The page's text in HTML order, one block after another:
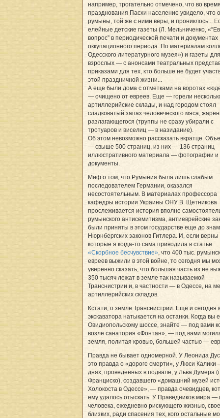
например, трогательно отмечено, что во
празднования Пасхи население увидело, что
румыны, той же с ними веры, и прониклось...
елейные детские газеты (Л. Мельниченко,
вопрос” в периодической печати и документах
оккупационного периода. По материалам
Одесского литературного музея») и газеты для
взрослых — с анонсами театральных
приказами для тех, кто больше не будет
этой праздничной жизни...
А еще были дома с отметками на воротах
— очищено от евреев. Еще — горели
артиллерийские склады, и над городом стоял
сладковатый запах человеческого мяса,
разлагающегося (труппы не сразу убирали с
тротуаров и виселиц — в назидание).
Об этом невозможно рассказать вкратце.
— свыше 500 страниц, из них — 136 страниц
иллюстративного материала — фотографии и
документы.
Миф о том, что Румыния была лишь слабым
последователем Германии, оказался
несостоятельным. В материалах профессора
кафедры истории Украины ОНУ В. Щетникова
прослеживается история вполне
румынского антисемитизма, антиеврейские
были приняты в этом государстве еще до
Нюрнбергских законов Гитлера. И, если
которые я когда-то сама приводила в статье
«Скорбное бесчувствие» , что 400 тыс.
евреев выжили в этой войне, то сегодня мы
уверенно сказать, что большая часть из не
350 тысяч лежат в земле так называемой
Транснистрии и, в частности — в Одессе, на
артиллерийских складов.
Кстати, о земле Транснистрии. Еще и сегодня
экскаватора натыкается на останки. Когда вы
Овидиопольскому шоссе, знайте — под вами
возле санатория «Фонтан», — под вами
земля, политая кровью, большей частью —
Правда не бывает одномерной. У Леонида
это правда о «дороге смерти», у Люси Калики
днях, проведенных в подвале, у Льва Думера
Франциско), создавшего «домашний музей
Холокоста в Одессе», — правда очевидцев,
ему удалось отыскать. У Праведников мира —
человека, ежедневно рискующего жизнью,
близких, ради спасения тех, кого остальные